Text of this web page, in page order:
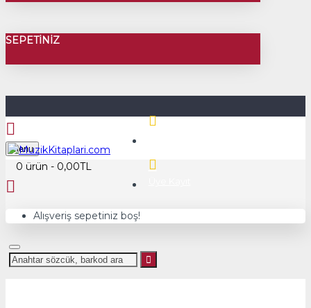
SEPETINIZ
Menu
0 ürün - 0,00TL
Alışveriş sepetiniz boş!